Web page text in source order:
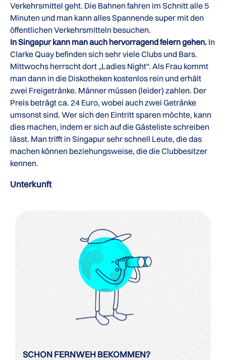
Verkehrsmittel geht. Die Bahnen fahren im Schnitt alle 5
Minuten und man kann alles Spannende super mit den
öffentlichen Verkehrsmitteln besuchen.
In Singapur kann man auch hervorragend feiern gehen. In
Clarke Quay befinden sich sehr viele Clubs und Bars.
Mittwochs herrscht dort „Ladies Night“. Als Frau kommt
man dann in die Diskotheken kostenlos rein und erhält
zwei Freigetränke. Männer müssen (leider) zahlen. Der
Preis beträgt ca. 24 Euro, wobei auch zwei Getränke
umsonst sind. Wer sich den Eintritt sparen möchte, kann
dies machen, indem er sich auf die Gästeliste schreiben
lässt. Man trifft in Singapur sehr schnell Leute, die das
machen können beziehungsweise, die die Clubbesitzer
kennen.
Unterkunft
SCHON FERNWEH BEKOMMEN?